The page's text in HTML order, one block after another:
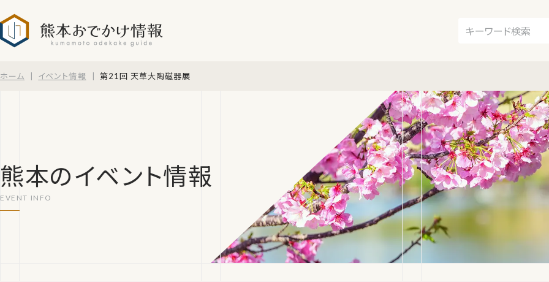
ホーム イベント情報 第21回 天草大陶磁器展
熊本のイベント情報